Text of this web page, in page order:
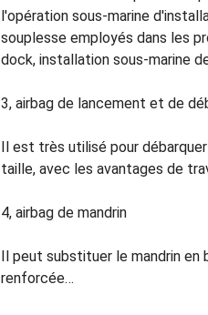
l'opération sous-marine
souplesse employés dans les
dock, installation sous-marine
3, airbag de lancement et de
Il est très utilisé pour
taille, avec les avantages de
4, airbag de mandrin
Il peut substituer le mandrin
renforcée…